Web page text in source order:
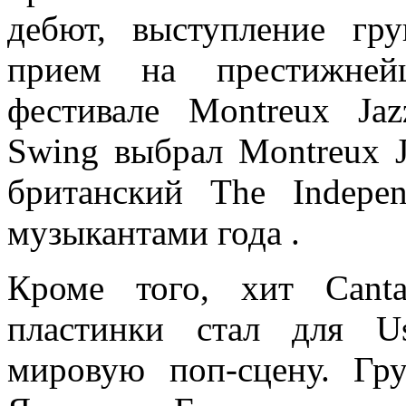
дебют, выступление
прием на
фестивале Montreux
Swing выбрал Montreux
британский The
музыкантами года .
Кроме того, хит
пластинки стал для
мировую поп-сцену.